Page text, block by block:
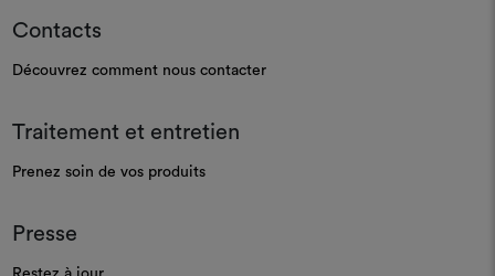
Contacts
Découvrez comment nous contacter
Traitement et entretien
Prenez soin de vos produits
Presse